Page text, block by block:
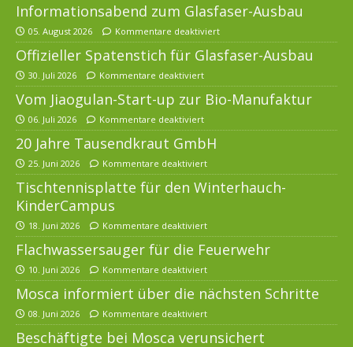
Informationsabend zum Glasfaser-Ausbau
05. August 2026 Kommentare deaktiviert
Offizieller Spatenstich für Glasfaser-Ausbau
30. Juli 2026 Kommentare deaktiviert
Vom Jiaogulan-Start-up zur Bio-Manufaktur
06. Juli 2026 Kommentare deaktiviert
20 Jahre Tausendkraut GmbH
25. Juni 2026 Kommentare deaktiviert
Tischtennisplatte für den Winterhauch-
KinderCampus
18. Juni 2026 Kommentare deaktiviert
Flachwassersauger für die Feuerwehr
10. Juni 2026 Kommentare deaktiviert
Mosca informiert über die nächsten Schritte
08. Juni 2026 Kommentare deaktiviert
Beschäftigte bei Mosca verunsichert